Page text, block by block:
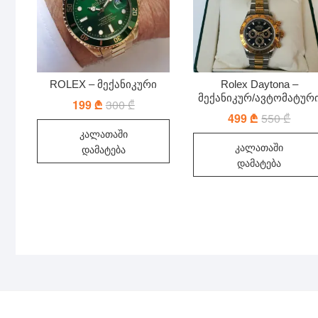
ROLEX – მექანიკური
300₾Original
199₾ Current
კალათაში
დამატება
Rolex Daytona –
მექანიკურ/
550₾Original
499₾ Current
კალათაში
დამატება